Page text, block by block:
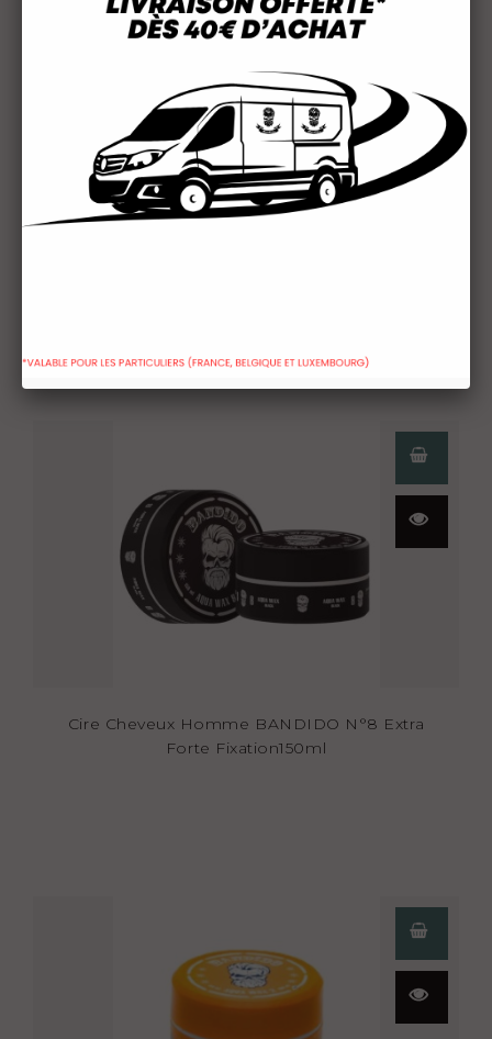
Shampoing Homme Kératine BANDIDO 350 ML
11,25 €
4 AUTRES PRODUITS DANS LA
MÊME CATÉGORIE :
Cire Cheveux Homme BANDIDO N°8 Extra
Forte Fixation150ml